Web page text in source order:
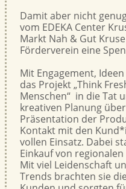
Damit aber nicht
vom EDEKA Center
Markt Nah & Gut
Förderverein eine
Mit Engagement,
das Projekt „Think
Menschen“ in die Tat
kreativen Planung
Präsentation der
Kontakt mit den
vollen Einsatz. Dabei
Einkauf von
Mit viel Leidenschaft
Trends brachten sie